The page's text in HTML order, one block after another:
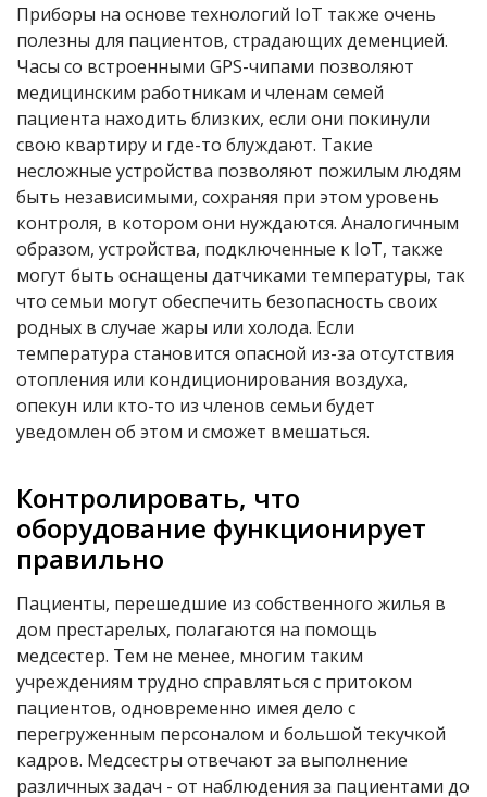
Приборы на основе технологий IoT также очень
полезны для пациентов, страдающих деменцией.
Часы со встроенными GPS-чипами позволяют
медицинским работникам и членам семей
пациента находить близких, если они покинули
свою квартиру и где-то блуждают. Такие
несложные устройства позволяют пожилым людям
быть независимыми, сохраняя при этом уровень
контроля, в котором они нуждаются. Аналогичным
образом, устройства, подключенные к IoT, также
могут быть оснащены датчиками температуры, так
что семьи могут обеспечить безопасность своих
родных в случае жары или холода. Если
температура становится опасной из-за отсутствия
отопления или кондиционирования воздуха,
опекун или кто-то из членов семьи будет
уведомлен об этом и сможет вмешаться.
Контролировать, что
оборудование функционирует
правильно
Пациенты, перешедшие из собственного жилья в
дом престарелых, полагаются на помощь
медсестер. Тем не менее, многим таким
учреждениям трудно справляться с притоком
пациентов, одновременно имея дело с
перегруженным персоналом и большой текучкой
кадров. Медсестры отвечают за выполнение
различных задач - от наблюдения за пациентами до